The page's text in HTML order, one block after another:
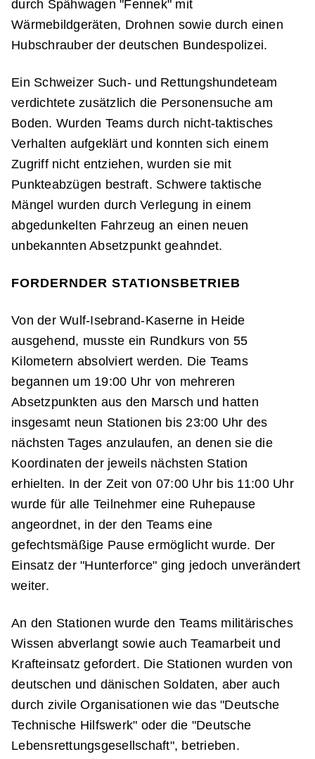
durch Spähwagen "Fennek" mit
Wärmebildgeräten, Drohnen sowie durch einen
Hubschrauber der deutschen Bundespolizei.
Ein Schweizer Such- und Rettungshundeteam
verdichtete zusätzlich die Personensuche am
Boden. Wurden Teams durch nicht-taktisches
Verhalten aufgeklärt und konnten sich einem
Zugriff nicht entziehen, wurden sie mit
Punkteabzügen bestraft. Schwere taktische
Mängel wurden durch Verlegung in einem
abgedunkelten Fahrzeug an einen neuen
unbekannten Absetzpunkt geahndet.
FORDERNDER STATIONSBETRIEB
Von der Wulf-Isebrand-Kaserne in Heide
ausgehend, musste ein Rundkurs von 55
Kilometern absolviert werden. Die Teams
begannen um 19:00 Uhr von mehreren
Absetzpunkten aus den Marsch und hatten
insgesamt neun Stationen bis 23:00 Uhr des
nächsten Tages anzulaufen, an denen sie die
Koordinaten der jeweils nächsten Station
erhielten. In der Zeit von 07:00 Uhr bis 11:00 Uhr
wurde für alle Teilnehmer eine Ruhepause
angeordnet, in der den Teams eine
gefechtsmäßige Pause ermöglicht wurde. Der
Einsatz der "Hunterforce" ging jedoch unverändert
weiter.
An den Stationen wurde den Teams militärisches
Wissen abverlangt sowie auch Teamarbeit und
Krafteinsatz gefordert. Die Stationen wurden von
deutschen und dänischen Soldaten, aber auch
durch zivile Organisationen wie das "Deutsche
Technische Hilfswerk" oder die "Deutsche
Lebensrettungsgesellschaft", betrieben.